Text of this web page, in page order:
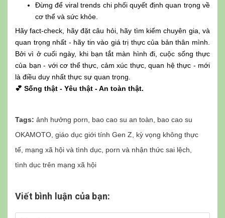
Đừng để viral trends chi phối quyết định quan trọng về
cơ thể và sức khỏe.
Hãy fact-check, hãy đặt câu hỏi, hãy tìm kiếm chuyên gia, và
quan trọng nhất - hãy tin vào giá trị thực của bản thân mình.
Bởi vì ở cuối ngày, khi bạn tắt màn hình đi, cuộc sống thực
của bạn - với cơ thể thực, cảm xúc thực, quan hệ thực - mới
là điều duy nhất thực sự quan trọng.
💕 Sống thật - Yêu thật - An toàn thật.
Tags: ảnh hưởng porn, bao cao su an toàn, bao cao su
OKAMOTO, giáo dục giới tính Gen Z, kỳ vọng không thực
tế, mạng xã hội và tình dục, porn và nhận thức sai lệch,
tình dục trên mạng xã hội
Viết bình luận của bạn: